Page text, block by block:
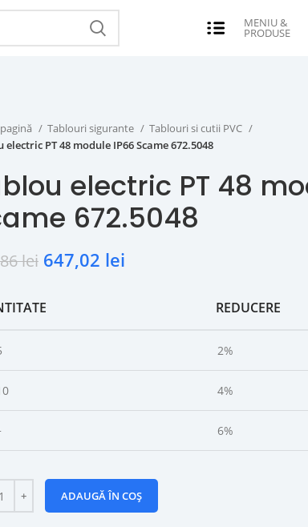
Tablouri sigurante
Tablouri si cutii PVC
electric PT 48 module IP66 Scame 672.5048
electric PT 48
672.5048
lei 647,02 lei
REDUCERE
2%
4%
6%
ADAUGĂ ÎN COȘ